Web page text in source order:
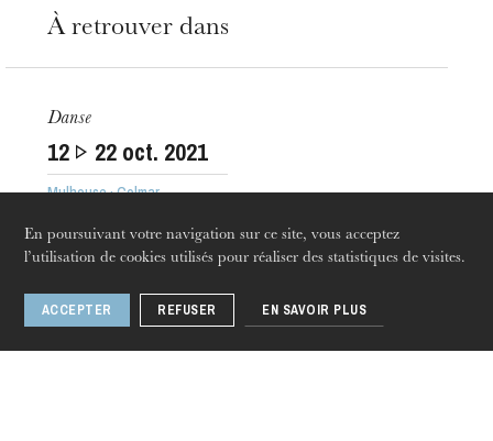
En poursuivant votre navigation sur ce site, vous acceptez
l’utilisation de cookies utilisés pour réaliser des statistiques de visites.
ACCEPTER REFUSER EN SAVOIR PLUS
Strasbourg
À retrouver dans
Danse
12 22 oct. 2021
Mulhouse · Colmar